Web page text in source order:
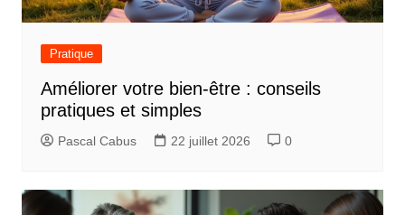
Pratique
Améliorer votre bien-être : conseils
pratiques et simples
Pascal Cabus 22 juillet 2026 0